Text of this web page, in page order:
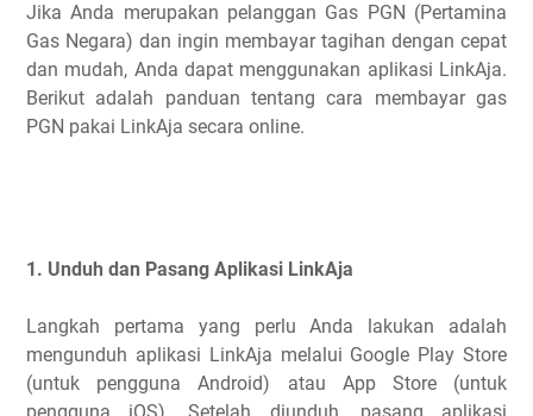
Jika Anda merupakan pelanggan Gas PGN (Pertamina
Gas Negara) dan ingin membayar tagihan dengan cepat
dan mudah, Anda dapat menggunakan aplikasi LinkAja.
Berikut adalah panduan tentang cara membayar gas
PGN pakai LinkAja secara online.
1. Unduh dan Pasang Aplikasi LinkAja
Langkah pertama yang perlu Anda lakukan adalah
mengunduh aplikasi LinkAja melalui Google Play Store
(untuk pengguna Android) atau App Store (untuk